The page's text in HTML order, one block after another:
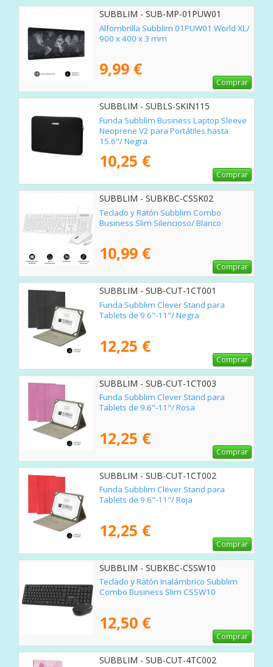
SUBBLIM - SUB-MP-01PUW01
Alfombrilla Subblim 01PUW01 World XL/
900 x 400 x 3 mm
9,99 €
Comprar
SUBBLIM - SUBLS-SKIN115
Funda Subblim Business Laptop Sleeve
Neoprene V2 para Portátiles hasta
15.6"/ Negra
10,25 €
Comprar
SUBBLIM - SUBKBC-CSSK02
Teclado y Ratón Subblim Combo
Business Slim Silencioso/ Blanco
10,99 €
Comprar
SUBBLIM - SUB-CUT-1CT001
Funda Subblim Clever Stand para
Tablets de 9.6"-11"/ Negra
12,25 €
Comprar
SUBBLIM - SUB-CUT-1CT003
Funda Subblim Clever Stand para
Tablets de 9.6"-11"/ Rosa
12,25 €
Comprar
SUBBLIM - SUB-CUT-1CT002
Funda Subblim Clever Stand para
Tablets de 9.6"-11"/ Roja
12,25 €
Comprar
SUBBLIM - SUBKBC-CSSW10
Teclado y Ratón Inalámbrico Subblim
Combo Business Slim CSSW10
12,50 €
Comprar
SUBBLIM - SUB-CUT-4TC002